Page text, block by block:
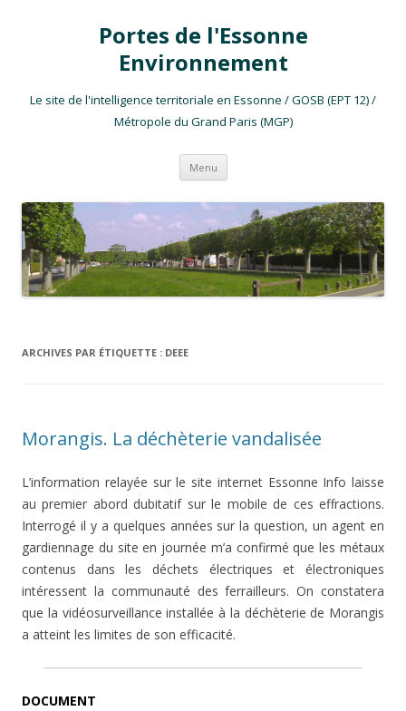
Portes de l'Essonne
Environnement
Le site de l'intelligence territoriale en Essonne / GOSB (EPT 12) /
Métropole du Grand Paris (MGP)
Menu Aller au contenu
ARCHIVES PAR ÉTIQUETTE : DEEE
Morangis. La déchèterie vandalisée
L’information relayée sur le site internet Essonne Info laisse
au premier abord dubitatif sur le mobile de ces effractions.
Interrogé il y a quelques années sur la question, un agent en
gardiennage du site en journée m’a confirmé que les métaux
contenus dans les déchets électriques et électroniques
intéressent la communauté des ferrailleurs. On constatera
que la vidéosurveillance installée à la déchèterie de Morangis
a atteint les limites de son efficacité.
DOCUMENT